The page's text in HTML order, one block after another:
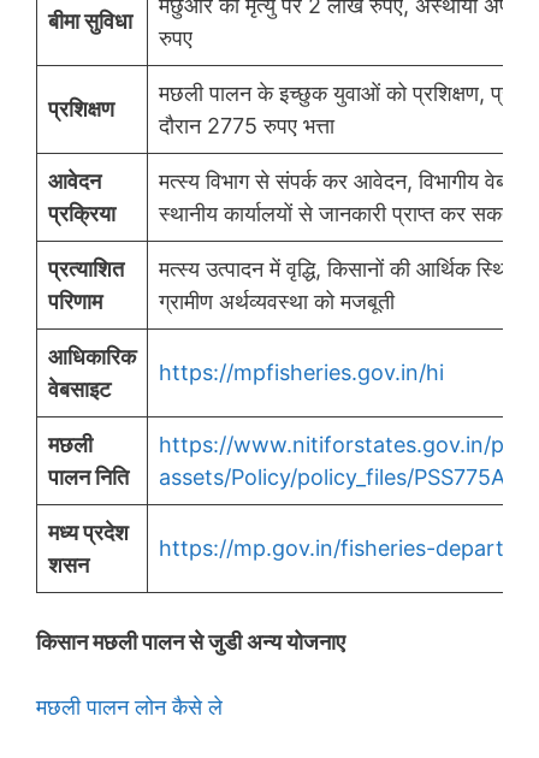
बीमा सुविधा
मछुआरे की मृत्यु पर 2 लाख रुपए, अस्थायी
रुपए
प्रशिक्षण
मछली पालन के इच्छुक युवाओं को प्रशिक्षण,
दौरान 2775 रुपए भत्ता
आवेदन
प्रक्रिया
मत्स्य विभाग से संपर्क कर आवेदन, विभागीय
स्थानीय कार्यालयों से जानकारी प्राप्त कर सकते हैं
प्रत्याशित
परिणाम
मत्स्य उत्पादन में वृद्धि, किसानों की आर्थिक स्थिति
ग्रामीण अर्थव्यवस्था को मजबूती
आधिकारिक
वेबसाइट
https://mpfisheries.gov.in/hi
मछली
पालन निति
https://www.nitiforstates.gov.in/
assets/Policy/policy_files/
मध्य प्रदेश
शसन
https://mp.gov.in/fisheries-
किसान मछली पालन से जुडी अन्य योजनाए
मछली पालन लोन कैसे ले